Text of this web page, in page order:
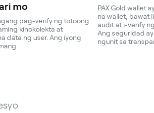
mo
pag-verify ng totoong
kinokolekta at
data ng user. Ang iyong
PAX Gold wallet
na wallet; bawat
audit at i-verify
Ang seguridad
ngunit sa